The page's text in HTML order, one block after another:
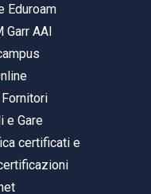
Eduroam
Garr AAI
e Gare
certificati e